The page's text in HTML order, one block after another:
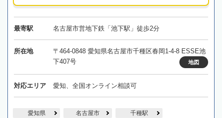
最寄駅 名古屋市営地下鉄「池下駅」徒歩2分
所在地
〒464-0848 愛知県名古屋市千種区春岡1-4-8 ESSE池
下407号
地図
対応エリア 愛知、全国オンライン相談可
愛知県 名古屋市 千種駅